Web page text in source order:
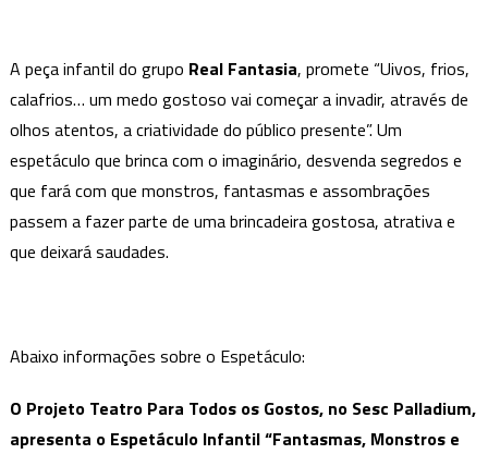
A peça infantil do grupo Real Fantasia, promete “Uivos, frios,
calafrios… um medo gostoso vai começar a invadir, através de
olhos atentos, a criatividade do público presente”. Um
espetáculo que brinca com o imaginário, desvenda segredos e
que fará com que monstros, fantasmas e assombrações
passem a fazer parte de uma brincadeira gostosa, atrativa e
que deixará saudades.
Abaixo informações sobre o Espetáculo:
O Projeto Teatro Para Todos os Gostos, no Sesc Palladium,
apresenta o Espetáculo Infantil “Fantasmas, Monstros e